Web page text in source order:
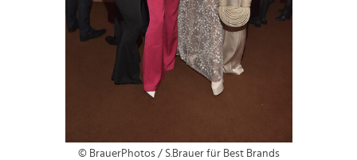
© BrauerPhotos / S.Brauer für Best Brands